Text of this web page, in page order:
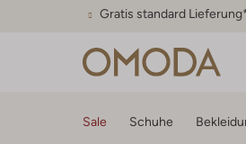
Gratis standard
Sale Schuhe